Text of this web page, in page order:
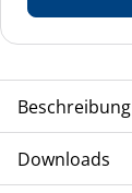
Beschreibung
Downloads